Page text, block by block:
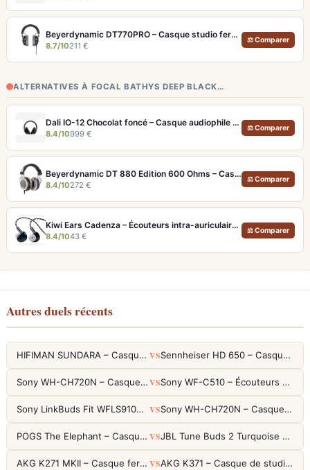
Beyerdynamic DT770PRO – Casque studio fermé pour un monitoring précis et isolé
8.7/10211 €
⚖ Comparer
ALTERNATIVES À FOCAL BATHYS DEEP BLACK…
Dali IO-12 Chocolat foncé – Casque audiophile Bluetooth 35h ANC
8.4/10999 €
⚖ Comparer
Beyerdynamic DT 880 Edition 600 Ohms – Casque semi-ouvert neutre pour audiophiles et studio
8.4/10272 €
⚖ Comparer
Kiwi Ears Cadenza – Écouteurs intra-auriculaires à driver Béryllium 10mm
8.4/1043 €
⚖ Comparer
Autres duels récents
HIFIMAN SUNDARA – Casque Planar Magnetic Ouvert Over-Ear Audiophile VS Sennheiser HD 650 – Casque audiophile ouvert pour l'écoute analytique
Sony WH-CH720N – Casque ANC 35h, Ultra-léger (192g) avec Processeur V1 VS Sony WF-C510 – Écouteurs True Wireless compacts, autonomie 22h et multipoint
Sony LinkBuds Fit WFLS910NW Blanc – Écouteurs Sport Ailes ANC VS Sony WH-CH720N – Casque ANC 35h, Ultra-léger (192g) avec Processeur V1
POGS The Elephant – Casque Filaire Enfants 85dB POGS-Safe™ (Éco-Responsable) VS JBL Tune Buds 2 Turquoise – Écouteurs True Wireless avec ANC et autonomie 48h
AKG K271 MKII – Casque fermé studio fiable pour une écoute neutre VS AKG K371 – Casque de studio fermé 50mm titane, réponse 5Hz-50kHz